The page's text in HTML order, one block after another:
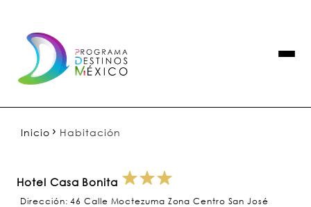
Inicio Habitación
Hotel Casa Bonita
Dirección: 46 Calle Moctezuma Zona Centro San José